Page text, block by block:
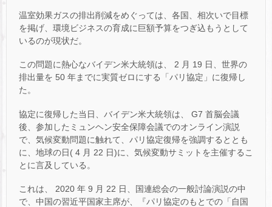
温室効果ガスの排出削減をめぐっては、各国、相次いで目標
を掲げ、環境ビジネスの育成に巨額予算をつぎ込もうとして
いるのが現状だ。
この問題に熱心なバイデン米大統領は、 2 月 19 日、世界の
排出量を 50 年までに実質ゼロにする「パリ協定」に復帰し
た。
協定に復帰した当日、バイデン米大統領は、 G7 首脳会議
後、参加したミュンヘン安全保障会議でのオンライン演説
で、気候変動問題に触れて、パリ協定復帰を強調するととも
に、地球の日( 4 月 22 日)に、気候変動サミットを主催するこ
とに言及している。
これは、 2020 年 9 月 22 日、国連総会の一般討論演説の中
で、中国の習近平国家主席が、『パリ協定のもとでの「自国